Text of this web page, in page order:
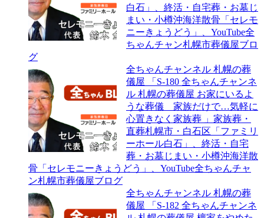
白石」、終活・自宅葬・お墓じ
まい・小樽沖海洋散骨「セレモ
ニーきょうどう」、YouTube全
ちゃんチャン札幌市葬儀屋ブロ
グ
全ちゃんチャンネル 札幌の葬
儀屋 「S-180 全ちゃんチャンネ
ル 札幌の葬儀屋 お家にいるよ
うな葬儀 家族だけで…気軽に
心置きなく家族葬 」家族葬・
直葬札幌市・白石区「ファミリ
ーホール白石」、終活・自宅
葬・お墓じまい・小樽沖海洋散
骨「セレモニーきょうどう」、YouTube全ちゃんチャ
ン札幌市葬儀屋ブログ
全ちゃんチャンネル 札幌の葬
儀屋 「S-182 全ちゃんチャンネ